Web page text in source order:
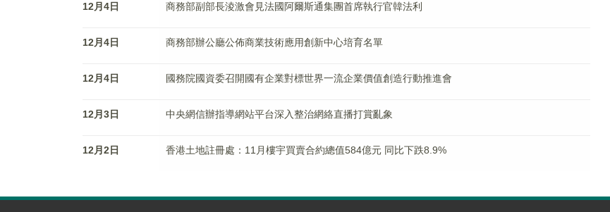
12月4日 商務部副部長淩激會見法國阿爾斯通集團首席執行官韓法利
12月4日 商務部辦公廳公佈商業技術應用創新中心培育名單
12月4日 國務院國資委召開國有企業對標世界一流企業價值創造行動推進會
12月3日 中央網信辦指導網站平台深入整治網絡直播打賞亂象
12月2日 香港土地註冊處：11月樓宇買賣合約總值584億元 同比下跌8.9%